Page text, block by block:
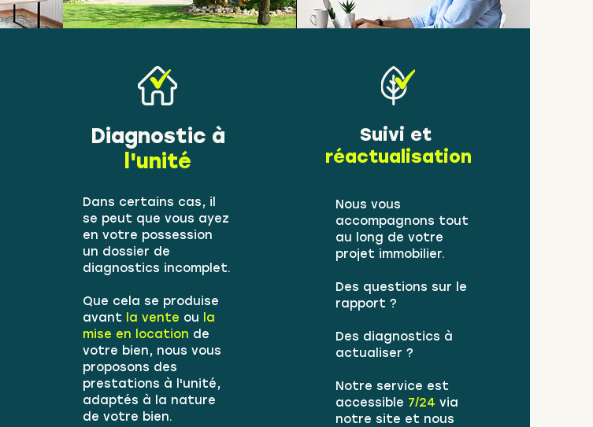
Diagnostic à
l'unité
Dans certains cas, il
se peut que vous ayez
en votre possession
un dossier de
diagnostics incomplet.
Que cela se produise
avant la vente ou
la
mise en location de
votre bien, nous vous
proposons des
prestations à l'unité,
adaptés à la nature
de votre bien.
Suivi et
réactualisation
Nous vous
accompagnons tout
au long de votre
projet immobilier.
Des questions sur le
rapport ?
Des diagnostics à
actualiser ?
Notre service est
accessible 7/24 via
notre site et nous